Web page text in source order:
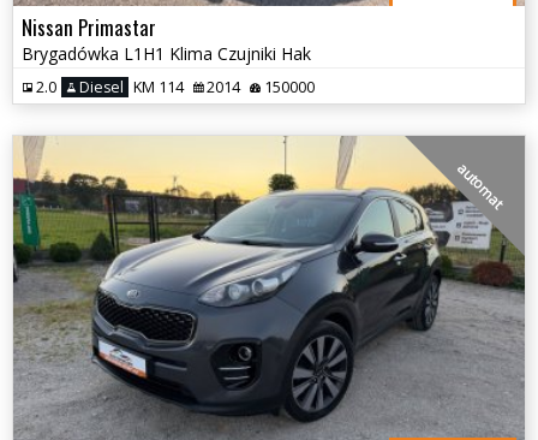
Nissan Primastar
Brygadówka L1H1 Klima Czujniki Hak
2.0 Diesel KM 114 2014 150000
automat